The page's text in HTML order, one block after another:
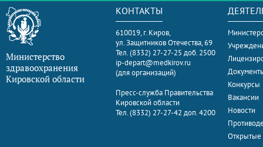
Министерство
здравоохранения
Кировской области
КОНТАКТЫ
610019, г. Киров,
ул. Защитников Отечества, 69
Тел. (8332) 27-27-25 доб. 2500
ip-depart@medkirov.ru
(для организаций)
Пресс-служба Правительства
Кировской области
Тел. (8332) 27-27-42 доп. 4200
Конкурсы
Вакансии
Новости